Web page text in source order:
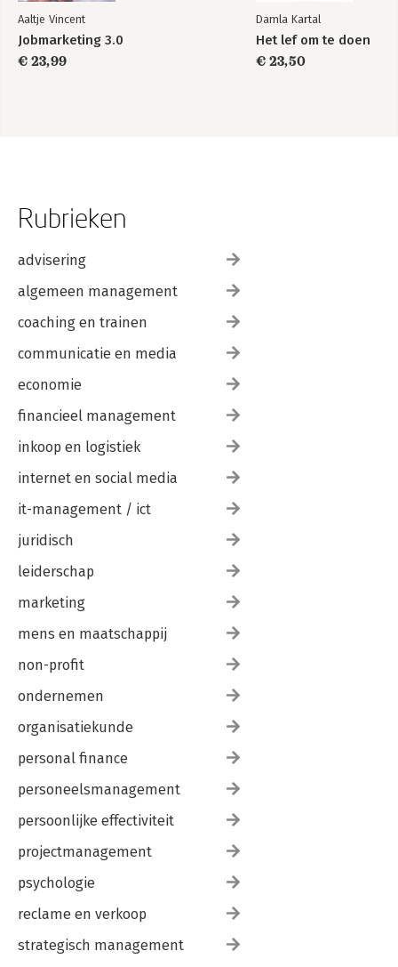
Aaltje Vincent
Jobmarketing 3.0
€ 23,99
Damla Kartal
Het lef om te doen
€ 23,50
Rubrieken
advisering
algemeen management
coaching en trainen
communicatie en media
economie
financieel management
inkoop en logistiek
internet en social media
it-management / ict
juridisch
leiderschap
marketing
mens en maatschappij
non-profit
ondernemen
organisatiekunde
personal finance
personeelsmanagement
persoonlijke effectiviteit
projectmanagement
psychologie
reclame en verkoop
strategisch management